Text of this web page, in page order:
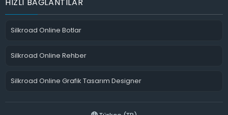
Silkroad Online Botlar
Silkroad Online Rehber
Silkroad Online Grafik Tasarım Designer